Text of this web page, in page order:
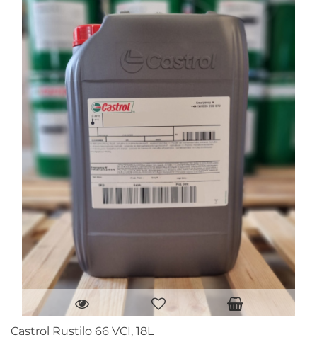
Castrol Rustilo 66 VCI, 18L